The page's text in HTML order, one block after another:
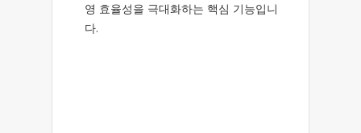
영 효율성을 극대화하는 핵심 기능입니
다.